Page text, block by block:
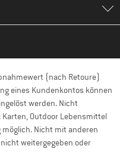
(nach Retoure)
eines Kundenkontos können
werden. Nicht
Outdoor Lebensmittel
Nicht mit anderen
weitergegeben oder